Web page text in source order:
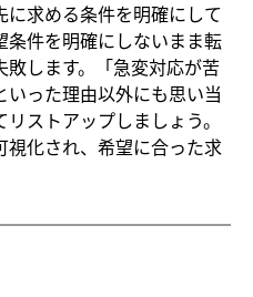
に求める条件を明確にして
条件を明確にしないまま転
します。「急変対応が苦
った理由以外にも思い当
ストアップしましょう。
化され、希望に合った求